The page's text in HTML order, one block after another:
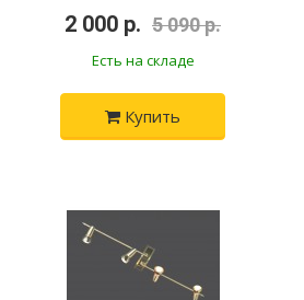
2 000 р. 5 090 р.
Есть на складе
Купить